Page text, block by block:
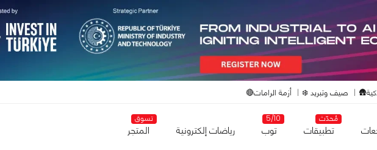
صيف وتبريد ❄️ أزمة الرامات🔴
مُحدّث
تطبيقات
5/10
توب رياضات إلكترونية
تسوق
المتجر